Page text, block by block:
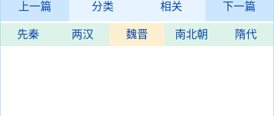
上一篇 分类 相关 下一篇
先秦 两汉 魏晋 南北朝 隋代